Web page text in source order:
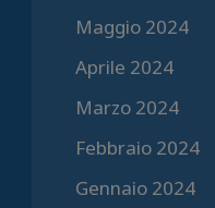
Maggio 2024
Aprile 2024
Marzo 2024
Febbraio 2024
Gennaio 2024